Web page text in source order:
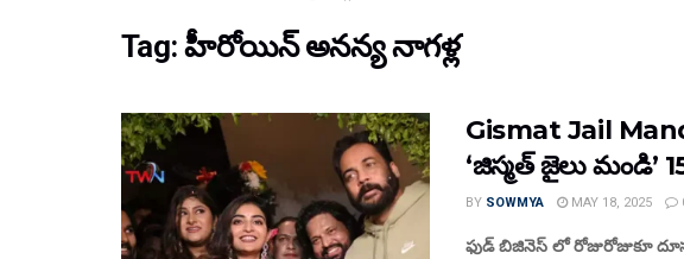
Tag:హీరోయిన్ అనన్య నాగళ్ల
Gismat Jail
‘జిస్మత్ జైలు మండి’
BY SOWMYA MAY 18, 2025
ఫుడ్ బిజినెస్ లో రోజురోజుకూ